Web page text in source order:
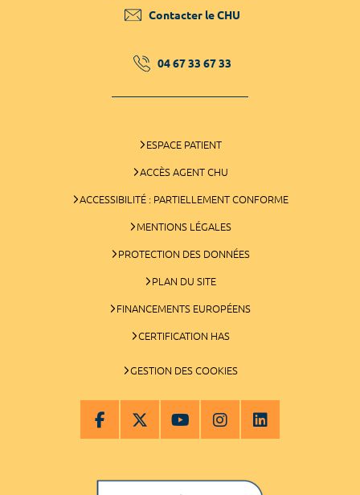
Contacter le CHU
04 67 33 67 33
ESPACE PATIENT
ACCÈS AGENT CHU
ACCESSIBILITÉ : PARTIELLEMENT CONFORME
MENTIONS LÉGALES
PROTECTION DES DONNÉES
PLAN DU SITE
FINANCEMENTS EUROPÉENS
CERTIFICATION HAS
GESTION DES COOKIES